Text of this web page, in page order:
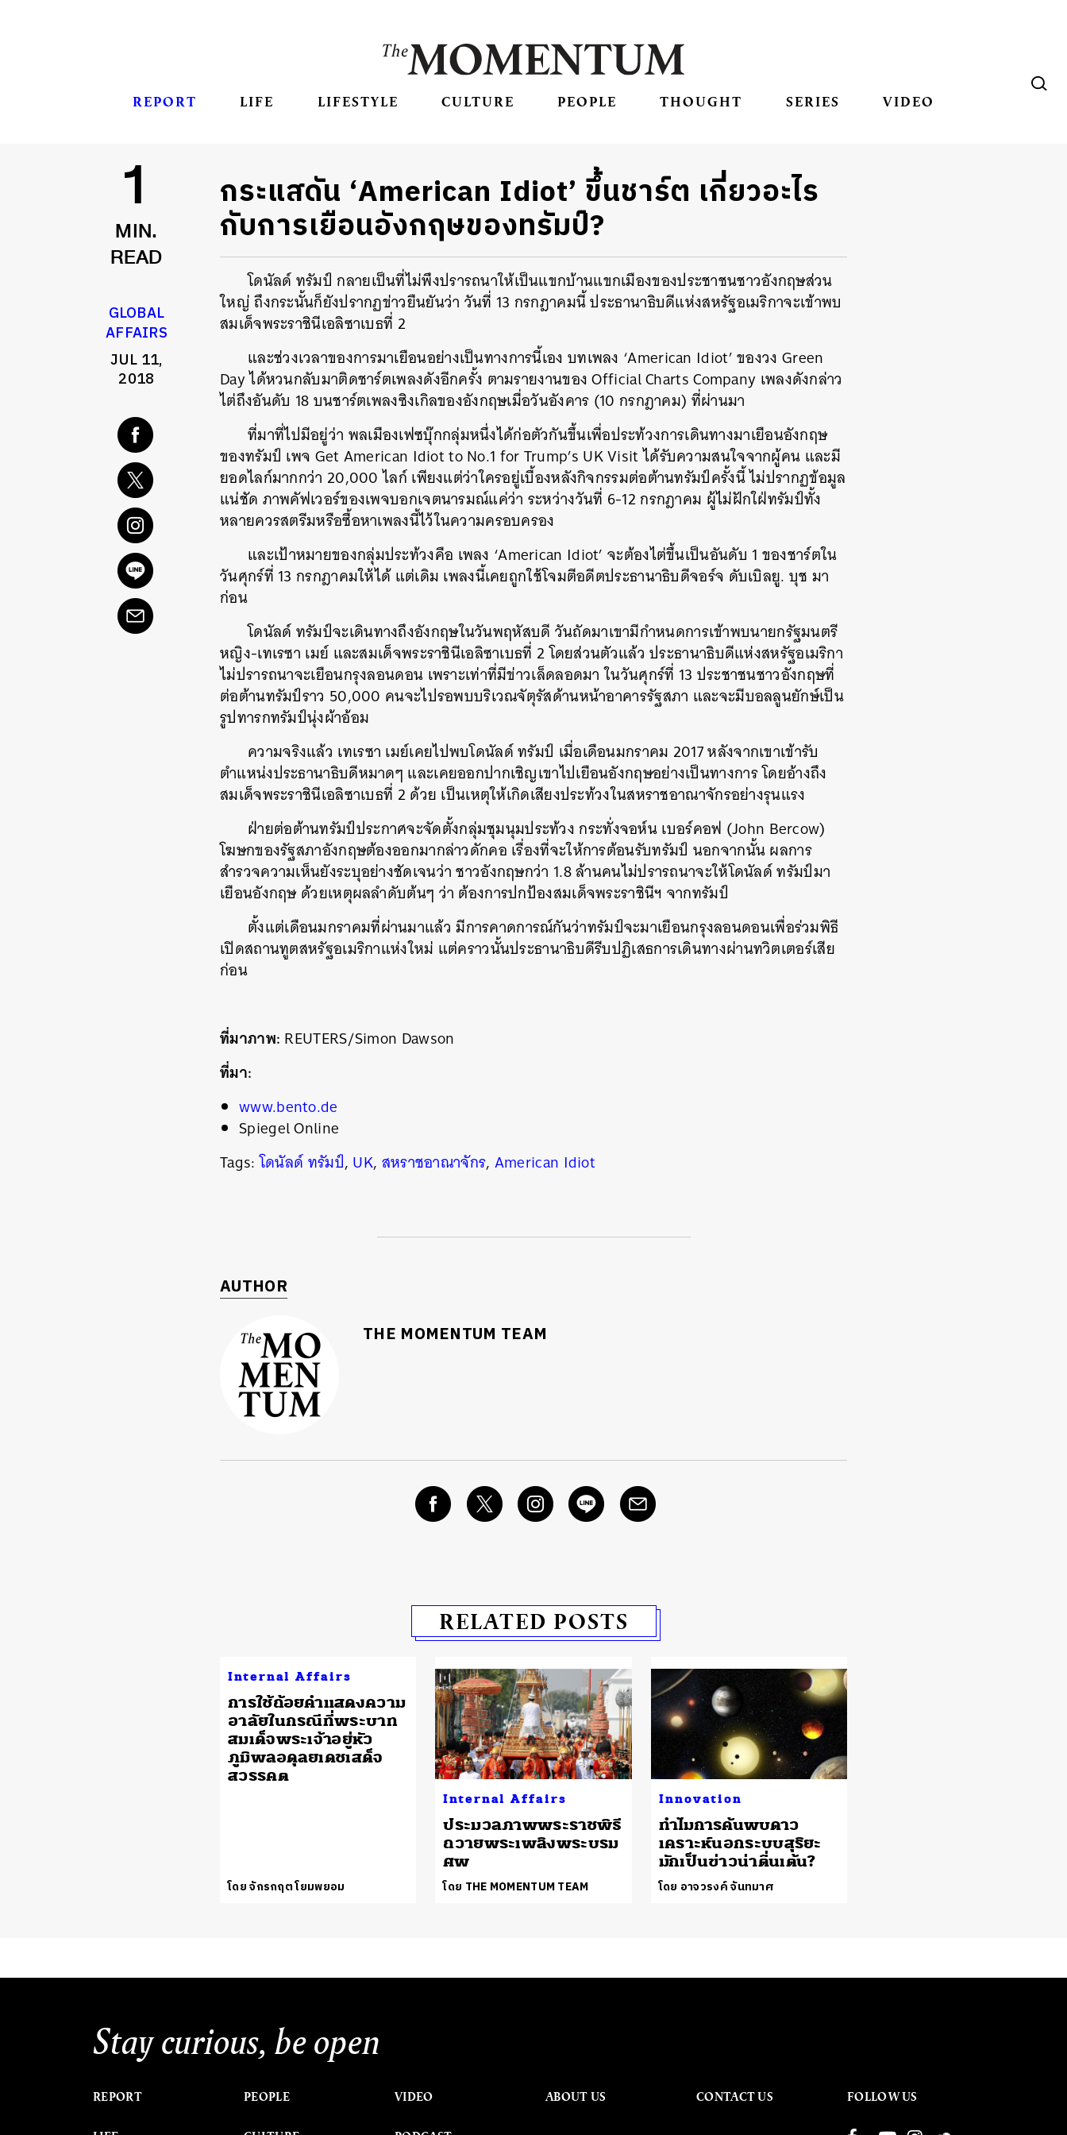
REPORT LIFE LIFESTYLE CULTURE PEOPLE THOUGHT SERIES VIDEO
1
MIN.
READ
GLOBAL
AFFAIRS
JUL 11,
2018
กระแสดัน ‘American Idiot’ ขึ้นชาร์ต เกี่ยวอะไร
กับการเยือนอังกฤษของทรัมป์?
โดนัลด์ ทรัมป์ กลายเป็นที่ไม่พึงปรารถนาให้เป็นแขกบ้านแขกเมืองของประชาชนชาวอังกฤษส่วน
ใหญ่ ถึงกระนั้นก็ยังปรากฏข่าวยืนยันว่า วันที่ 13 กรกฎาคมนี้ ประธานาธิบดีแห่งสหรัฐอเมริกาจะเข้าพบ
สมเด็จพระราชินีเอลิซาเบธที่ 2
และช่วงเวลาของการมาเยือนอย่างเป็นทางการนี้เอง บทเพลง ‘American Idiot’ ของวง Green
Day ได้หวนกลับมาติดชาร์ตเพลงดังอีกครั้ง ตามรายงานของ Official Charts Company เพลงดังกล่าว
ไต่ถึงอันดับ 18 บนชาร์ตเพลงซิงเกิลของอังกฤษเมื่อวันอังคาร (10 กรกฎาคม) ที่ผ่านมา
ที่มาที่ไปมีอยู่ว่า พลเมืองเฟซบุ๊กกลุ่มหนึ่งได้ก่อตัวกันขึ้นเพื่อประท้วงการเดินทางมาเยือนอังกฤษ
ของทรัมป์ เพจ Get American Idiot to No.1 for Trump’s UK Visit ได้รับความสนใจจากผู้คน และมี
ยอดไลก์มากกว่า 20,000 ไลก์ เพียงแต่ว่าใครอยู่เบื้องหลังกิจกรรมต่อต้านทรัมป์ครั้งนี้ ไม่ปรากฏข้อมูล
แน่ชัด ภาพคัฟเวอร์ของเพจบอกเจตนารมณ์แค่ว่า ระหว่างวันที่ 6-12 กรกฎาคม ผู้ไม่ฝักใฝ่ทรัมป์ทั้ง
หลายควรสตรีมหรือซื้อหาเพลงนี้ไว้ในความครอบครอง
และเป้าหมายของกลุ่มประท้วงคือ เพลง ‘American Idiot’ จะต้องไต่ขึ้นเป็นอันดับ 1 ของชาร์ตใน
วันศุกร์ที่ 13 กรกฎาคมให้ได้ แต่เดิม เพลงนี้เคยถูกใช้โจมตีอดีตประธานาธิบดีจอร์จ ดับเบิลยู. บุช มา
ก่อน
โดนัลด์ ทรัมป์จะเดินทางถึงอังกฤษในวันพฤหัสบดี วันถัดมาเขามีกำหนดการเข้าพบนายกรัฐมนตรี
หญิง-เทเรซา เมย์ และสมเด็จพระราชินีเอลิซาเบธที่ 2 โดยส่วนตัวแล้ว ประธานาธิบดีแห่งสหรัฐอเมริกา
ไม่ปรารถนาจะเยือนกรุงลอนดอน เพราะเท่าที่มีข่าวเล็ดลอดมา ในวันศุกร์ที่ 13 ประชาชนชาวอังกฤษที่
ต่อต้านทรัมป์ราว 50,000 คนจะไปรอพบบริเวณจัตุรัสด้านหน้าอาคารรัฐสภา และจะมีบอลลูนยักษ์เป็น
รูปทารกทรัมป์นุ่งผ้าอ้อม
ความจริงแล้ว เทเรซา เมย์เคยไปพบโดนัลด์ ทรัมป์ เมื่อเดือนมกราคม 2017 หลังจากเขาเข้ารับ
ตำแหน่งประธานาธิบดีหมาดๆ และเคยออกปากเชิญเขาไปเยือนอังกฤษอย่างเป็นทางการ โดยอ้างถึง
สมเด็จพระราชินีเอลิซาเบธที่ 2 ด้วย เป็นเหตุให้เกิดเสียงประท้วงในสหราชอาณาจักรอย่างรุนแรง
ฝ่ายต่อต้านทรัมป์ประกาศจะจัดตั้งกลุ่มชุมนุมประท้วง กระทั่งจอห์น เบอร์คอฟ (John Bercow)
โฆษกของรัฐสภาอังกฤษต้องออกมากล่าวดักคอ เรื่องที่จะให้การต้อนรับทรัมป์ นอกจากนั้น ผลการ
สำรวจความเห็นยังระบุอย่างชัดเจนว่า ชาวอังกฤษกว่า 1.8 ล้านคนไม่ปรารถนาจะให้โดนัลด์ ทรัมป์มา
เยือนอังกฤษ ด้วยเหตุผลลำดับต้นๆ ว่า ต้องการปกป้องสมเด็จพระราชินีฯ จากทรัมป์
ตั้งแต่เดือนมกราคมที่ผ่านมาแล้ว มีการคาดการณ์กันว่าทรัมป์จะมาเยือนกรุงลอนดอนเพื่อร่วมพิธี
เปิดสถานทูตสหรัฐอเมริกาแห่งใหม่ แต่คราวนั้นประธานาธิบดีรีบปฏิเสธการเดินทางผ่านทวิตเตอร์เสีย
ก่อน
ที่มาภาพ: REUTERS/Simon Dawson
ที่มา:
www.bento.de
Spiegel Online
Tags:โดนัลด์ ทรัมป์, UK, สหราชอาณาจักร, American Idiot
AUTHOR
THE MOMENTUM TEAM
RELATED POSTS
Internal Affairs
การใช้ถ้อยคำแสดงความ
อาลัยในกรณีที่พระบาท
สมเด็จพระเจ้าอยู่หัว
ภูมิพลอดุลยเดชเสด็จ
สวรรคต
โดย จักรกฤต โยมพยอม
Internal Affairs
ประมวลภาพพระราชพิธี
ถวายพระเพลิงพระบรม
ศพ
โดย THE MOMENTUM TEAM
Innovation
ทำไมการค้นพบดาว
เคราะห์นอกระบบสุริยะ
มักเป็นข่าวน่าตื่นเต้น?
โดย อาจวรงค์ จันทมาศ
Stay curious, be open
REPORT PEOPLE VIDEO ABOUT US CONTACT US FOLLOW US